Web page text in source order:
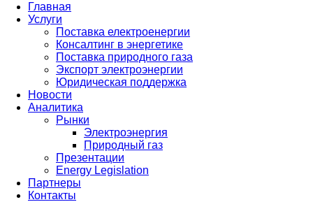
Главная
Услуги
Поставка електроенергии
Консалтинг в энергетике
Поставка природного газа
Экспорт электроэнергии
Юридическая поддержка
Новости
Аналитика
Рынки
Электроэнергия
Природный газ
Презентации
Energy Legislation
Партнеры
Контакты